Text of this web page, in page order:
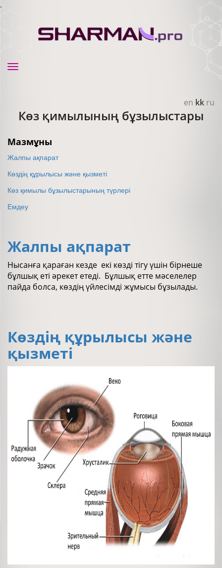
.
en kk ru
Toggle
Көз қимылының бұзылыстары
Мазмұны
Жалпы ақпарат
Көздің құрылысы және қызметі
Көз қимылы бұзылыстарының түрлері
Емдеу
Жалпы ақпарат
Нысанға қараған кезде екі көзді тігу үшін бірнеше
бұлшық еті әрекет етеді. Бұлшық етте мәселелер
пайда болса, көздің үйлесімді жұмысы бұзылады.
Көздің құрылысы және
қызметі